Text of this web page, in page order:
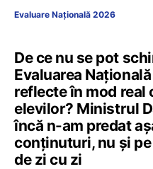
Evaluare Națională 2026
De ce nu se pot
Evaluarea
reflecte în mod real
elevilor? Ministrul
încă n-am predat
conținuturi, nu și
de zi cu zi